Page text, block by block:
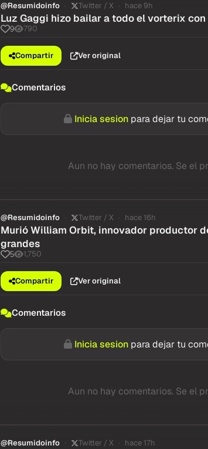
@Resumidoinfo Twitter / X hace 9h
Luz Gaggi hizo bailar a todo el vorterix con
9 790
Compartir Ver original
Comentarios
Inicia sesion para dejar tu
Aun no hay comentarios. Se el
@Resumidoinfo Twitter / X hace 16h
Murió William Orbit, innovador productor
grandes
5 1,750
Compartir Ver original
Comentarios
Inicia sesion para dejar tu
Aun no hay comentarios. Se el
@Resumidoinfo Twitter / X hace 17h